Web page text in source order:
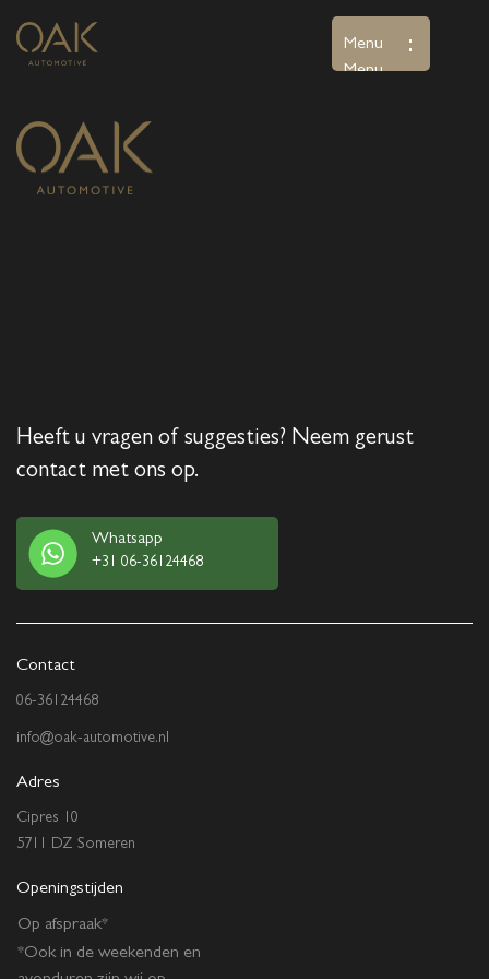
Menu
Menu
Home
Aanbod
Heeft u vragen of suggesties? Neem gerust
contact met ons op.
Whatsapp
+31 06-36124468
Contact
06-36124468
info@oak-automotive.nl
Adres
Cipres 10
5711 DZ Someren
Openingstijden
Op afspraak*
*Ook in de weekenden en